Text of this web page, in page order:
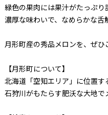
緑色の果肉には果汁がたっぷり
濃厚な味わいで、なめらかな舌
月形町産の秀品メロンを、ぜひ
【月形町について】
北海道「空知エリア」に位置す
石狩川がもたらす肥沃な大地で